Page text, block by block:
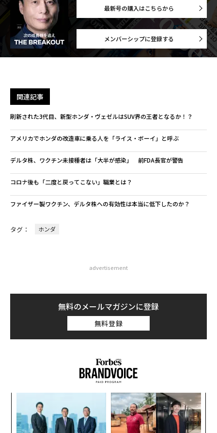
最新号の購入はこちらから
メンバーシップに登録する
関連記事
刷新された3代目、新型ホンダ・ヴェゼルはSUV界の王者となるか！？
アメリカでホンダの改造車に乗る人を「ライス・ボーイ」と呼ぶ
デルタ株、ワクチン未接種者は「大半が感染」 前FDA長官が警告
コロナ後も「二度と戻ってこない」職業とは？
ファイザー製ワクチン、デルタ株への有効性は本当に低下したのか？
タグ： ホンダ
advertisement
無料のメールマガジンに登録
無料登録